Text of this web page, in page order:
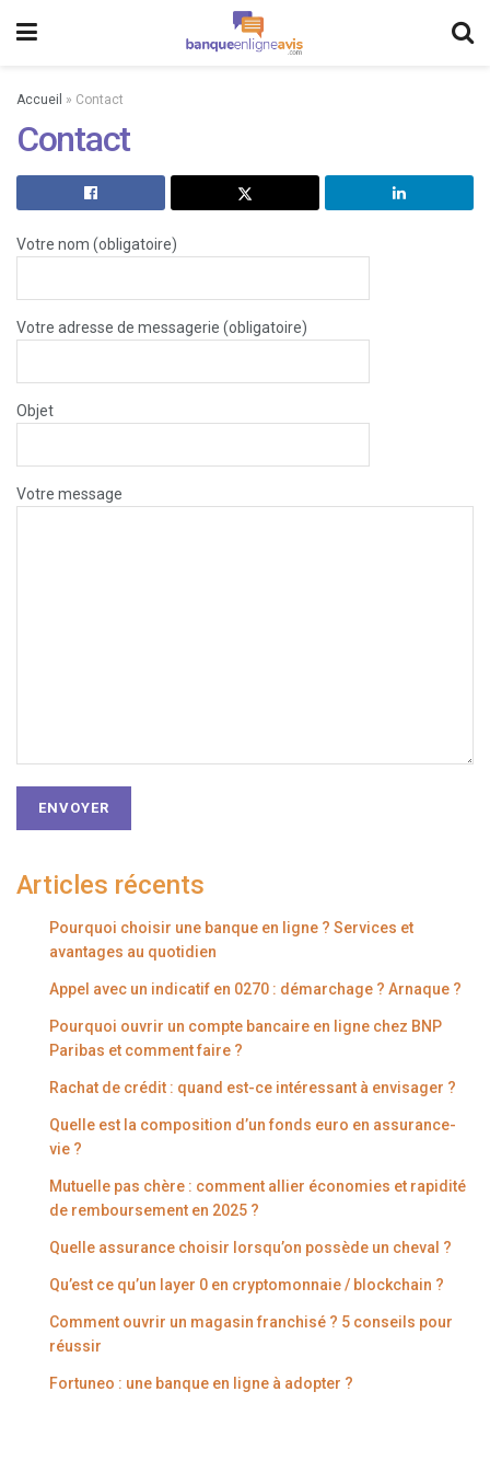
Accueil » Contact
Contact
Votre nom (obligatoire)
Votre adresse de messagerie (obligatoire)
Objet
Votre message
Articles récents
Pourquoi choisir une banque en ligne ? Services et
avantages au quotidien
Appel avec un indicatif en 0270 : démarchage ? Arnaque ?
Pourquoi ouvrir un compte bancaire en ligne chez BNP
Paribas et comment faire ?
Rachat de crédit : quand est-ce intéressant à envisager ?
Quelle est la composition d’un fonds euro en assurance-
vie ?
Mutuelle pas chère : comment allier économies et rapidité
de remboursement en 2025 ?
Quelle assurance choisir lorsqu’on possède un cheval ?
Qu’est ce qu’un layer 0 en cryptomonnaie / blockchain ?
Comment ouvrir un magasin franchisé ? 5 conseils pour
réussir
Fortuneo : une banque en ligne à adopter ?